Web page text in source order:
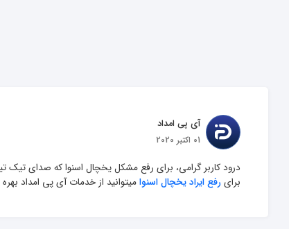
آی پی امداد
01 اکتبر 2020
برای رفع ایراد یخچال اسنوا میتوانید از خدمات آی پی امداد